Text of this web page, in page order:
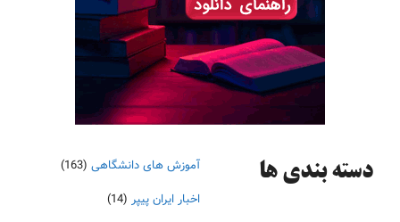
دسته‌ بندی ها آموزش های دانشگاهی (163)
اخبار ایران پیپر (14)